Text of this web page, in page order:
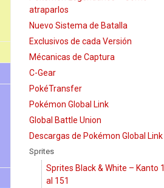
atraparlos
Nuevo Sistema de Batalla
Exclusivos de cada Versión
Mécanicas de Captura
C-Gear
PokéTransfer
Pokémon Global Link
Global Battle Union
Descargas de Pokémon Global Link
Sprites
Sprites Black & White – Kanto 1
al 151